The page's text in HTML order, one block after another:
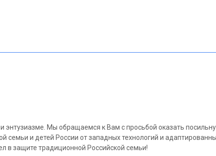
энтузиазме. Мы обращаемся к Вам с просьбой оказать
семьи и детей России от западных технологий и
защите традиционной Российской семьи!